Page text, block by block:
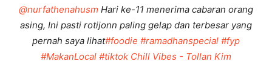
@nurfathenahusm Hari ke-11 menerima cabaran orang
asing, Ini pasti rotijonn paling gelap dan terbesar yang
pernah saya lihat#foodie #ramadhanspecial #fyp
#MakanLocal #tiktok Chill Vibes - Tollan Kim